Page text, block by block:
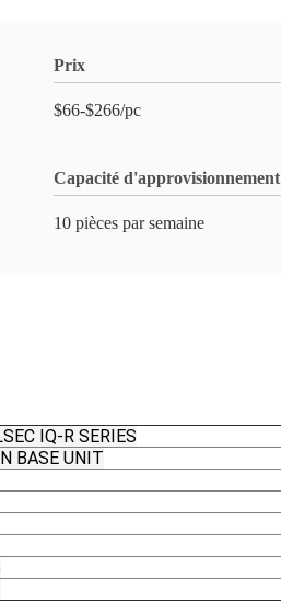
Prix
$66-$266/pc
Capacité d'approvisionnement
10 pièces par semaine
IQ-R SERIES
BASE UNIT